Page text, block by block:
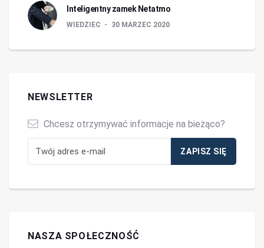
Inteligentny zamek Netatmo
WIEDZIEC 30 MARZEC 2020
NEWSLETTER
Chcesz otrzymywać informacje na bieżąco?
NASZA SPOŁECZNOŚĆ